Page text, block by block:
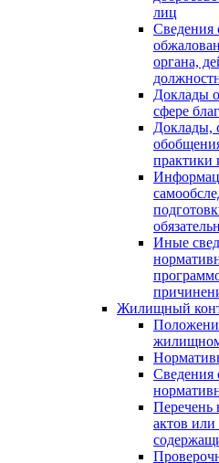
лиц
Сведения
органа,
Доклады
сфере
Доклады,
практики
Иные
Жилищный
Сведения
Перечень
актов или